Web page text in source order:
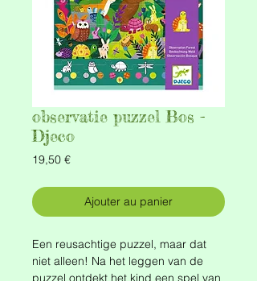
observatie puzzel Bos -
Djeco
19,50 €Prix
Ajouter au panier
Een reusachtige puzzel, maar dat
niet alleen! Na het leggen van de
puzzel ontdekt het kind een spel van